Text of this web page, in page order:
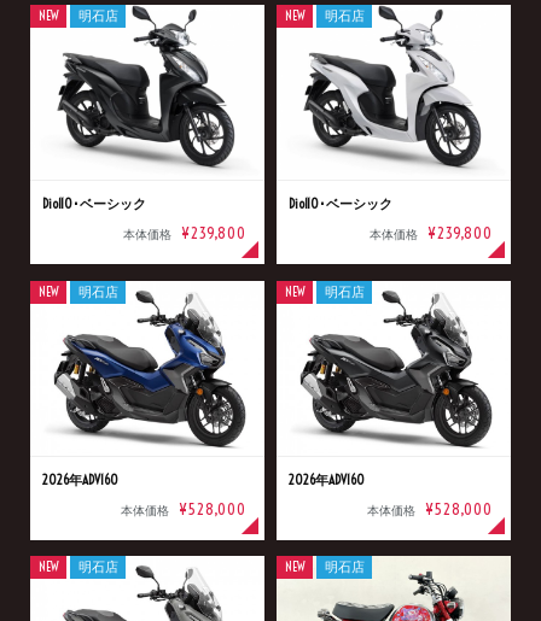
Dio110･ベーシック
本体価格 ¥239,800
NEW 明石店
Dio110･ベーシック
本体価格 ¥239,800
NEW 明石店
2026年ADV160
本体価格 ¥528,000
NEW 明石店
2026年ADV160
本体価格 ¥528,000
NEW 明石店
NEW 明石店 NEW 明石店